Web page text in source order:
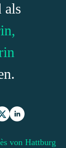
als
von Hattburg